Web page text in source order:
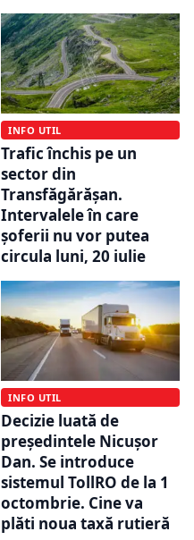
INFO UTIL
Trafic închis pe un
sector din
Transfăgărășan.
Intervalele în care
șoferii nu vor putea
circula luni, 20 iulie
INFO UTIL
Decizie luată de
președintele Nicușor
Dan. Se introduce
sistemul TollRO de la 1
octombrie. Cine va
plăti noua taxă rutieră